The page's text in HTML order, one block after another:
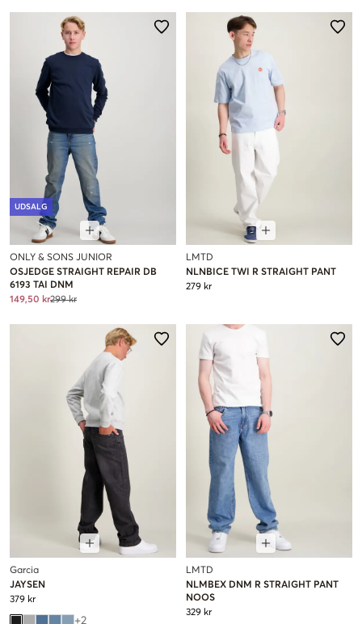
UDSALG
ONLY & SONS JUNIOR
OSJEDGE STRAIGHT REPAIR DB
6193 TAI DNM
149,50 kr299 kr
LMTD
NLNBICE TWI R STRAIGHT PANT
279 kr
Garcia
JAYSEN
379 kr
+2
LMTD
NLMBEX DNM R STRAIGHT PANT
NOOS
329 kr